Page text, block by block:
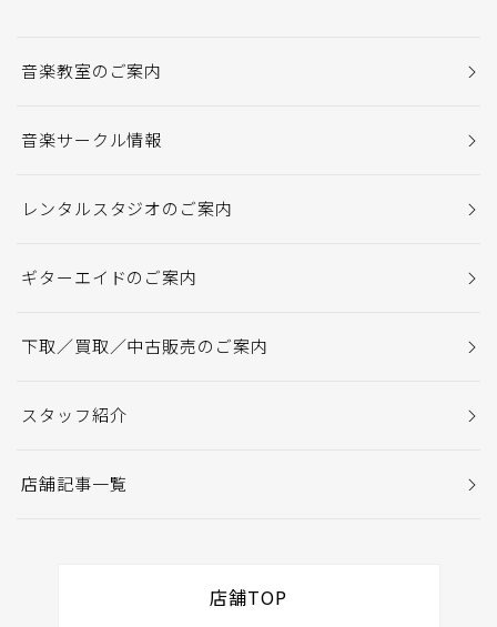
音楽教室のご案内
音楽サークル情報
レンタルスタジオのご案内
ギターエイドのご案内
下取／買取／中古販売のご案内
スタッフ紹介
店舗記事一覧
店舗TOP